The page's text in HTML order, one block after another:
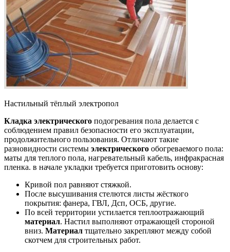
Настильный тёплый электропол
Кладка электрического подогревания пола делается с
соблюдением правил безопасности его эксплуатации,
продолжительного пользования. Отличают такие
разновидности системы электрического обогреваемого пола:
маты для теплого пола, нагревательный кабель, инфракрасная
пленка. в начале укладки требуется приготовить основу:
Кривой пол равняют стяжкой.
После высушивания стелются листы жёсткого
покрытия: фанера, ГВЛ, Дсп, ОСБ, другие.
По всей территории устилается теплоотражающий
материал. Настил выполняют отражающей стороной
вниз. Материал тщательно закрепляют между собой
скотчем для строительных работ.